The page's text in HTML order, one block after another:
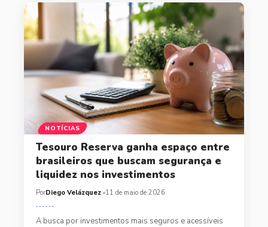
NOTÍCIAS
Tesouro Reserva ganha espaço entre
brasileiros que buscam segurança e
liquidez nos investimentos
PorDiego Velázquez 11 de maio de 2026
A busca por investimentos mais seguros e acessíveis